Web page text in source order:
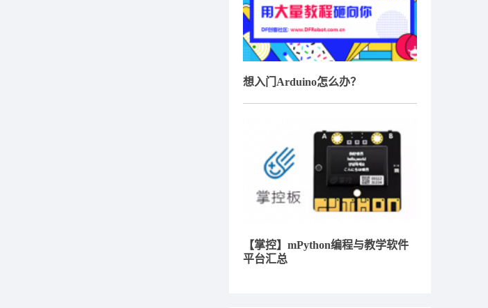
想入门Arduino怎么办？
【掌控】mPython编程与教学软件
平台汇总